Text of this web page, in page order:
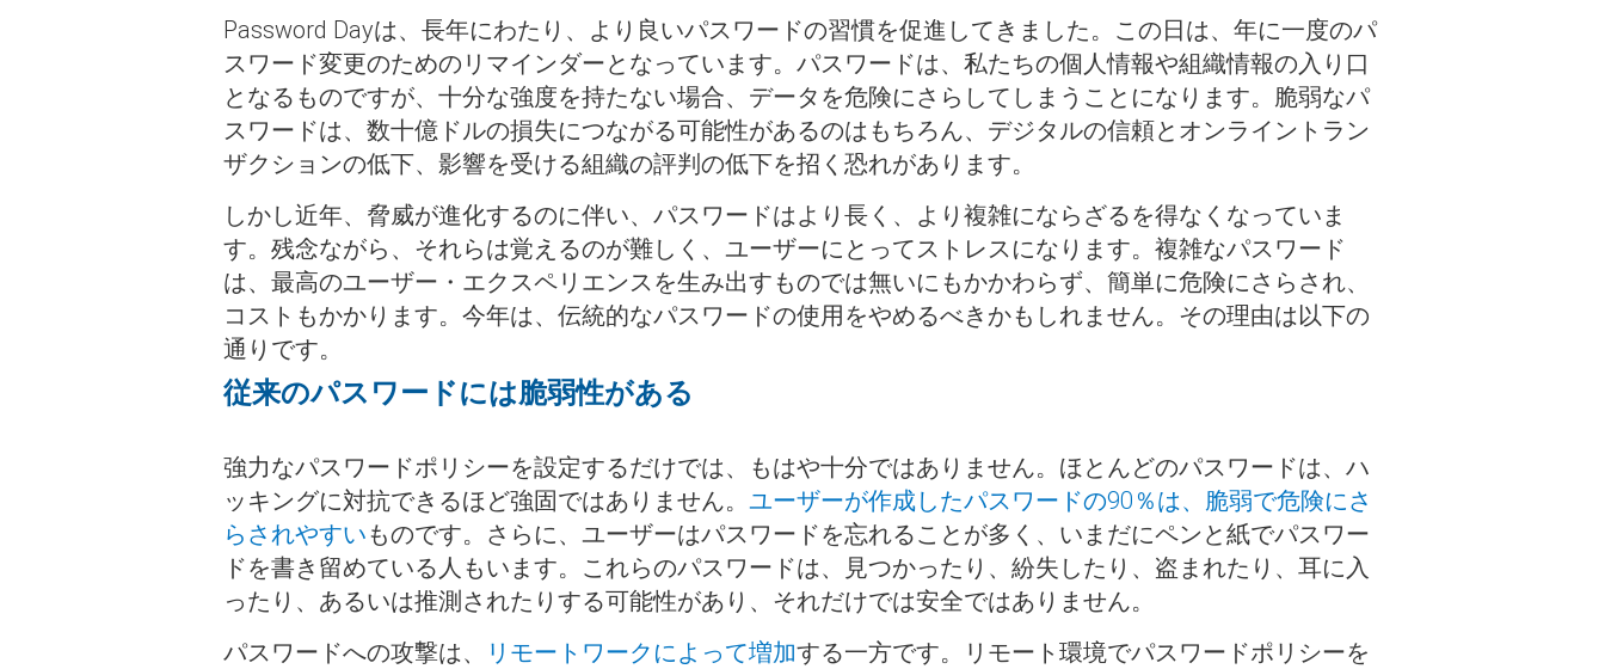
Password Dayは、長年にわたり、より良いパスワードの習慣を促進してきました。この日は、年に一度のパ
スワード変更のためのリマインダーとなっています。パスワードは、私たちの個人情報や組織情報の入り口
となるものですが、十分な強度を持たない場合、データを危険にさらしてしまうことになります。脆弱なパ
スワードは、数十億ドルの損失につながる可能性があるのはもちろん、デジタルの信頼とオンライントラン
ザクションの低下、影響を受ける組織の評判の低下を招く恐れがあります。
しかし近年、脅威が進化するのに伴い、パスワードはより長く、より複雑にならざるを得なくなっていま
す。残念ながら、それらは覚えるのが難しく、ユーザーにとってストレスになります。複雑なパスワード
は、最高のユーザー・エクスペリエンスを生み出すものでは無いにもかかわらず、簡単に危険にさらされ、
コストもかかります。今年は、伝統的なパスワードの使用をやめるべきかもしれません。その理由は以下の
通りです。
従来のパスワードには脆弱性がある
強力なパスワードポリシーを設定するだけでは、もはや十分ではありません。ほとんどのパスワードは、ハ
ッキングに対抗できるほど強固ではありません。 ユーザーが作成したパスワードの90％は、脆弱で危険にさ
らされやすいものです。さらに、ユーザーはパスワードを忘れることが多く、いまだにペンと紙でパスワー
ドを書き留めている人もいます。これらのパスワードは、見つかったり、紛失したり、盗まれたり、耳に入
ったり、あるいは推測されたりする可能性があり、それだけでは安全ではありません。
パスワードへの攻撃は、
リモートワークによって増加する一方です。リモート環境でパスワードポリシーを